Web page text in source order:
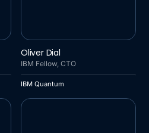
Oliver Dial
IBM Fellow, CTO
IBM Quantum